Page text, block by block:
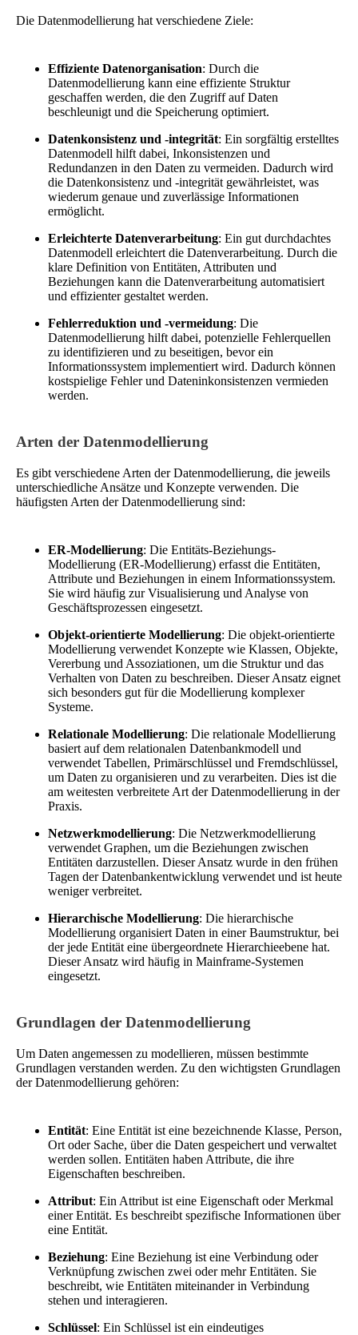
Die Datenmodellierung hat verschiedene Ziele:
Effiziente Datenorganisation: Durch die
Datenmodellierung kann eine effiziente Struktur
geschaffen werden, die den Zugriff auf Daten
beschleunigt und die Speicherung optimiert.
Datenkonsistenz und -integrität: Ein sorgfältig erstelltes
Datenmodell hilft dabei, Inkonsistenzen und
Redundanzen in den Daten zu vermeiden. Dadurch wird
die Datenkonsistenz und -integrität gewährleistet, was
wiederum genaue und zuverlässige Informationen
ermöglicht.
Erleichterte Datenverarbeitung: Ein gut durchdachtes
Datenmodell erleichtert die Datenverarbeitung. Durch die
klare Definition von Entitäten, Attributen und
Beziehungen kann die Datenverarbeitung automatisiert
und effizienter gestaltet werden.
Fehlerreduktion und -vermeidung: Die
Datenmodellierung hilft dabei, potenzielle Fehlerquellen
zu identifizieren und zu beseitigen, bevor ein
Informationssystem implementiert wird. Dadurch können
kostspielige Fehler und Dateninkonsistenzen vermieden
werden.
Arten der Datenmodellierung
Es gibt verschiedene Arten der Datenmodellierung, die jeweils
unterschiedliche Ansätze und Konzepte verwenden. Die
häufigsten Arten der Datenmodellierung sind:
ER-Modellierung: Die Entitäts-Beziehungs-
Modellierung (ER-Modellierung) erfasst die Entitäten,
Attribute und Beziehungen in einem Informationssystem.
Sie wird häufig zur Visualisierung und Analyse von
Geschäftsprozessen eingesetzt.
Objekt-orientierte Modellierung: Die objekt-orientierte
Modellierung verwendet Konzepte wie Klassen, Objekte,
Vererbung und Assoziationen, um die Struktur und das
Verhalten von Daten zu beschreiben. Dieser Ansatz eignet
sich besonders gut für die Modellierung komplexer
Systeme.
Relationale Modellierung: Die relationale Modellierung
basiert auf dem relationalen Datenbankmodell und
verwendet Tabellen, Primärschlüssel und Fremdschlüssel,
um Daten zu organisieren und zu verarbeiten. Dies ist die
am weitesten verbreitete Art der Datenmodellierung in der
Praxis.
Netzwerkmodellierung: Die Netzwerkmodellierung
verwendet Graphen, um die Beziehungen zwischen
Entitäten darzustellen. Dieser Ansatz wurde in den frühen
Tagen der Datenbankentwicklung verwendet und ist heute
weniger verbreitet.
Hierarchische Modellierung: Die hierarchische
Modellierung organisiert Daten in einer Baumstruktur, bei
der jede Entität eine übergeordnete Hierarchieebene hat.
Dieser Ansatz wird häufig in Mainframe-Systemen
eingesetzt.
Grundlagen der Datenmodellierung
Um Daten angemessen zu modellieren, müssen bestimmte
Grundlagen verstanden werden. Zu den wichtigsten Grundlagen
der Datenmodellierung gehören:
Entität: Eine Entität ist eine bezeichnende Klasse, Person,
Ort oder Sache, über die Daten gespeichert und verwaltet
werden sollen. Entitäten haben Attribute, die ihre
Eigenschaften beschreiben.
Attribut: Ein Attribut ist eine Eigenschaft oder Merkmal
einer Entität. Es beschreibt spezifische Informationen über
eine Entität.
Beziehung: Eine Beziehung ist eine Verbindung oder
Verknüpfung zwischen zwei oder mehr Entitäten. Sie
beschreibt, wie Entitäten miteinander in Verbindung
stehen und interagieren.
Schlüssel: Ein Schlüssel ist ein eindeutiges